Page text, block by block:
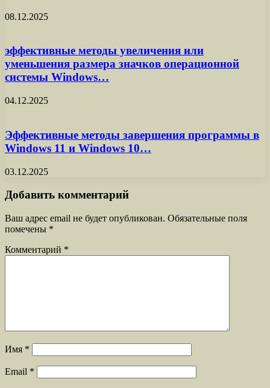
08.12.2025
эффективные методы увеличения или
уменьшения размера значков операционной
системы Windows…
04.12.2025
Эффективные методы завершения программы в
Windows 11 и Windows 10…
03.12.2025
Добавить комментарий
Ваш адрес email не будет опубликован. Обязательные поля
помечены *
Комментарий *
Имя *
Email *